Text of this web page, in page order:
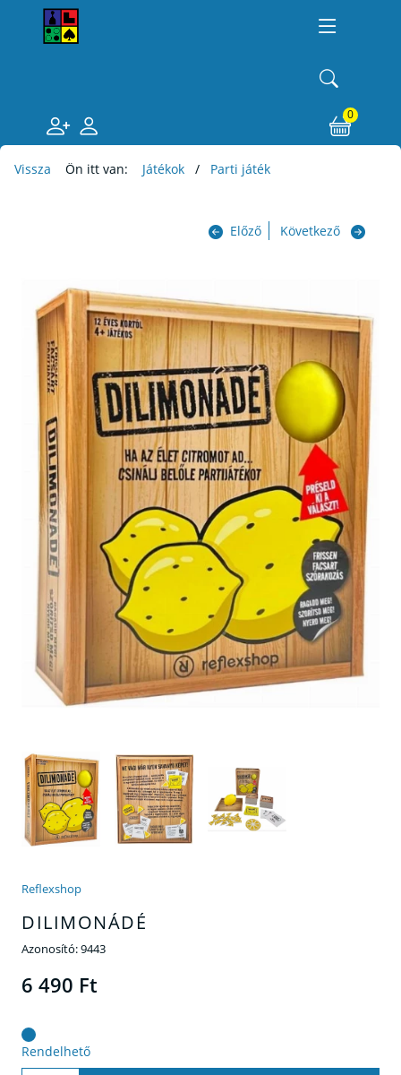
0
Vissza Ön itt van: Játékok Parti játék
Előző Következő
Reflexshop
DILIMONÁDÉ
Azonosító:9443
6 490 Ft
Rendelhető